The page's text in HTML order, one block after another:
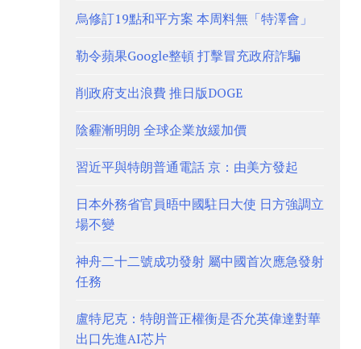
烏修訂19點和平方案 本周料無「特澤會」
勒令蘋果Google整頓 打擊冒充政府詐騙
削政府支出浪費 推日版DOGE
陰霾漸明朗 全球企業放緩加價
習近平與特朗普通電話 京：由美方發起
日本外務省官員晤中國駐日大使 日方強調立
場不變
神舟二十二號成功發射 屬中國首次應急發射
任務
盧特尼克：特朗普正權衡是否允英偉達對華
出口先進AI芯片